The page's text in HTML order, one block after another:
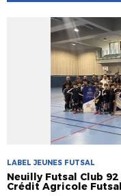
LABEL JEUNES FUTSAL
Neuilly Futsal Club
Crédit Agricole Futsal